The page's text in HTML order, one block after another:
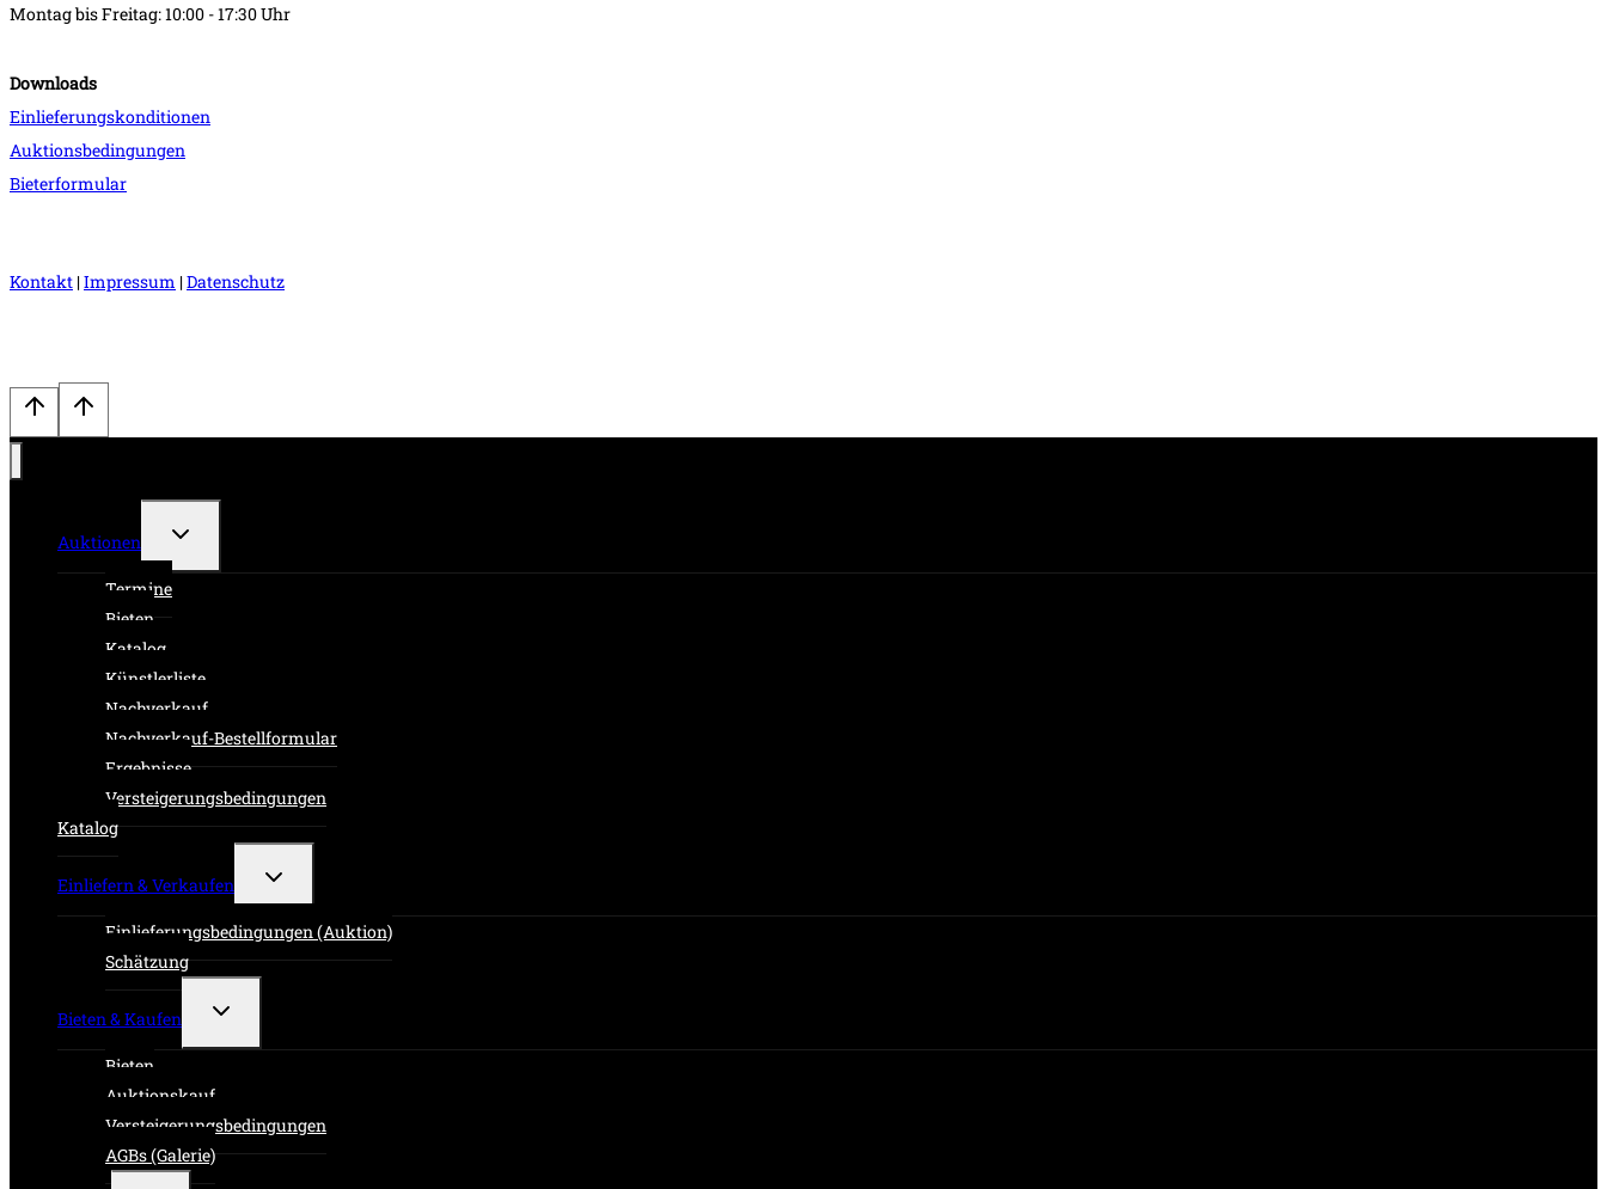
Montag bis Freitag: 10:00 - 17:30 Uhr
Downloads
Einlieferungskonditionen
Auktionsbedingungen
Bieterformular
Kontakt |Impressum |Datenschutz
Auktionen
Untermenü
Termine
Bieten
Katalog
Künstlerliste
Nachverkauf
Nachverkauf-Bestellformular
Ergebnisse
Versteigerungsbedingungen
Katalog
Einliefern & Verkaufen
Untermenü
Einlieferungsbedingungen (Auktion)
Schätzung
Bieten & Kaufen
Untermenü
Bieten
Auktionskauf
Versteigerungsbedingungen
AGBs (Galerie)